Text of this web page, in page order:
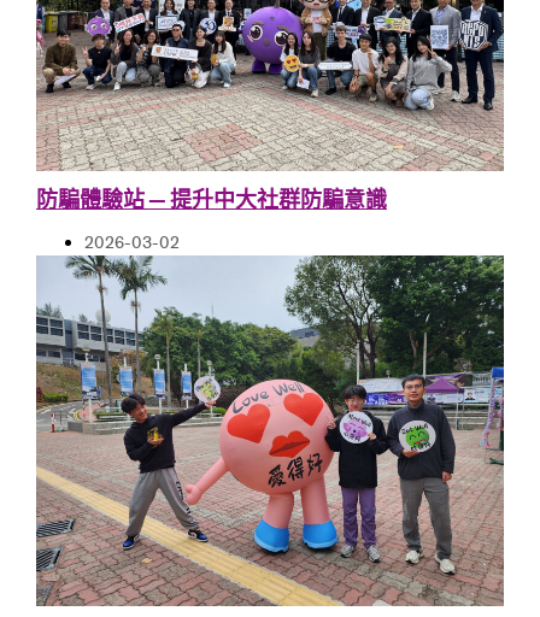
防騙體驗站 — 提升中大社群防騙意識
2026-03-02